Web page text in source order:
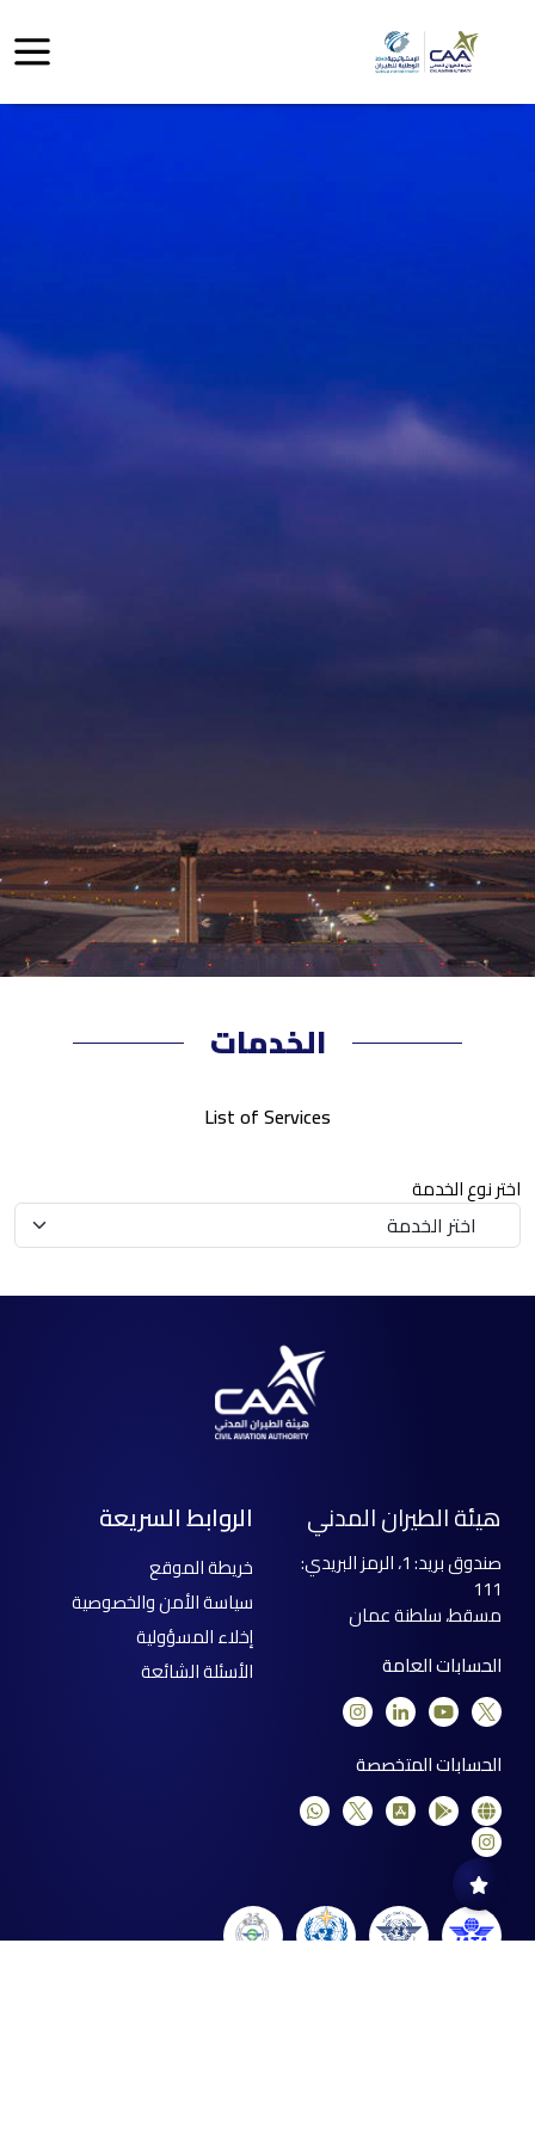
الخدمات
List of Services
اختر نوع الخدمة
هيئة الطيران المدني
صندوق بريد: 1، الرمز البريدي:
111
مسقط، سلطنة عمان
الحسابات العامة
الحسابات المتخصصة
الروابط السريعة
خريطة الموقع
سياسة الأمن والخصوصية
إخلاء المسؤولية
الأسئلة الشائعة